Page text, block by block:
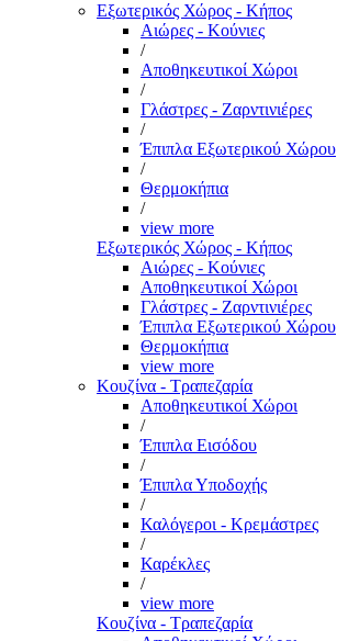
Εξωτερικός Χώρος - Κήπος
Αιώρες - Κούνιες
/
Αποθηκευτικοί Χώροι
/
Γλάστρες - Ζαρντινιέρες
/
Έπιπλα Εξωτερικού Χώρου
/
Θερμοκήπια
/
view more
Εξωτερικός Χώρος - Κήπος
Αιώρες - Κούνιες
Αποθηκευτικοί Χώροι
Γλάστρες - Ζαρντινιέρες
Έπιπλα Εξωτερικού Χώρου
Θερμοκήπια
view more
Κουζίνα - Τραπεζαρία
Αποθηκευτικοί Χώροι
/
Έπιπλα Εισόδου
/
Έπιπλα Υποδοχής
/
Καλόγεροι - Κρεμάστρες
/
Καρέκλες
/
view more
Κουζίνα - Τραπεζαρία